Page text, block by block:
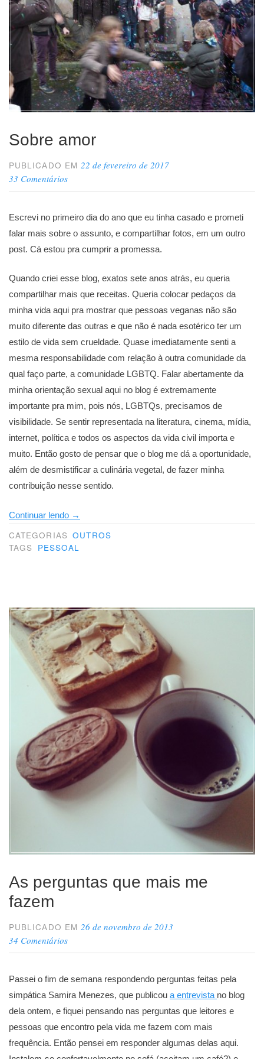
Sobre amor
PUBLICADO EM 22 de fevereiro de 2017
33 Comentários
Escrevi no primeiro dia do ano que eu tinha casado e prometi
falar mais sobre o assunto, e compartilhar fotos, em um outro
post. Cá estou pra cumprir a promessa.
Quando criei esse blog, exatos sete anos atrás, eu queria
compartilhar mais que receitas. Queria colocar pedaços da
minha vida aqui pra mostrar que pessoas veganas não são
muito diferente das outras e que não é nada esotérico ter um
estilo de vida sem crueldade. Quase imediatamente senti a
mesma responsabilidade com relação à outra comunidade da
qual faço parte, a comunidade LGBTQ. Falar abertamente da
minha orientação sexual aqui no blog é extremamente
importante pra mim, pois nós, LGBTQs, precisamos de
visibilidade. Se sentir representada na literatura, cinema, mídia,
internet, política e todos os aspectos da vida civil importa e
muito. Então gosto de pensar que o blog me dá a oportunidade,
além de desmistificar a culinária vegetal, de fazer minha
contribuição nesse sentido.
Continuar lendo “Sobre
amor”
→
CATEGORIAS OUTROS
TAGS PESSOAL
As perguntas que mais me
fazem
PUBLICADO EM 26 de novembro de 2013
34 Comentários
Passei o fim de semana respondendo perguntas feitas pela
simpática Samira Menezes, que publicou a entrevista no blog
dela ontem, e fiquei pensando nas perguntas que leitores e
pessoas que encontro pela vida me fazem com mais
frequência. Então pensei em responder algumas delas aqui.